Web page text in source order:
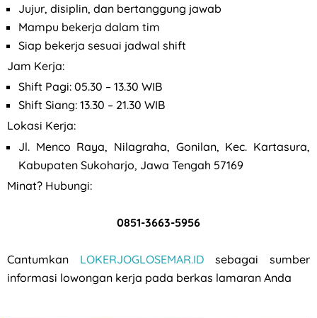
Jujur, disiplin, dan bertanggung jawab
Mampu bekerja dalam tim
Siap bekerja sesuai jadwal shift
Jam Kerja:
Shift Pagi: 05.30 – 13.30 WIB
Shift Siang: 13.30 – 21.30 WIB
Lokasi Kerja:
Jl. Menco Raya, Nilagraha, Gonilan, Kec. Kartasura,
Kabupaten Sukoharjo, Jawa Tengah 57169
Minat? Hubungi:
0851-3663-5956
Cantumkan LOKERJOGLOSEMAR.ID sebagai sumber
informasi lowongan kerja pada berkas lamaran Anda